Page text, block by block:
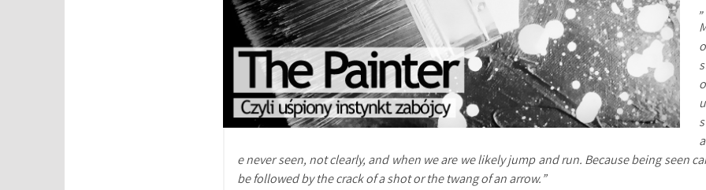
„
o
u
s
e never seen, not clearly, and when we are we likely jump and run. Because being seen
be followed by the crack of a shot or the twang of an arrow.”